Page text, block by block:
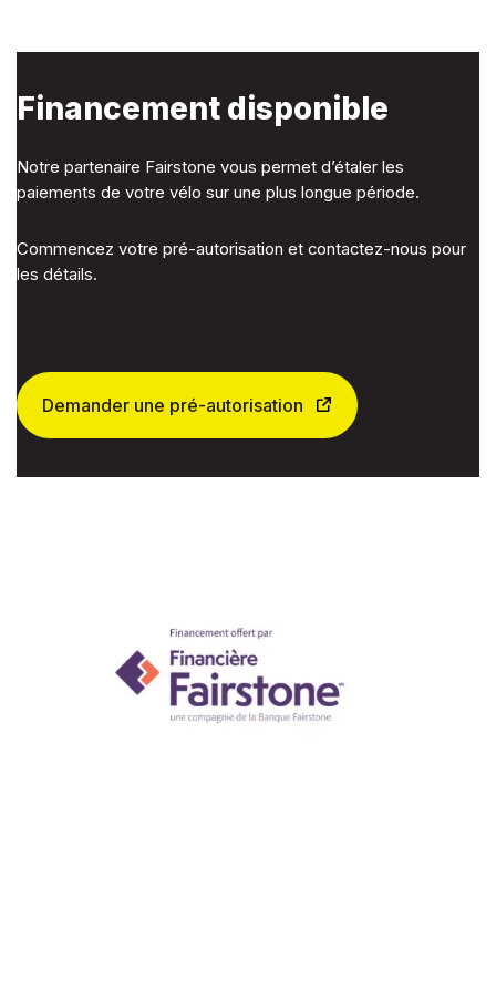
Financement disponible
Notre partenaire Fairstone vous permet d’étaler les
paiements de votre vélo sur une plus longue période.
Commencez votre pré-autorisation et contactez-nous pour
les détails.
Demander une pré-autorisation